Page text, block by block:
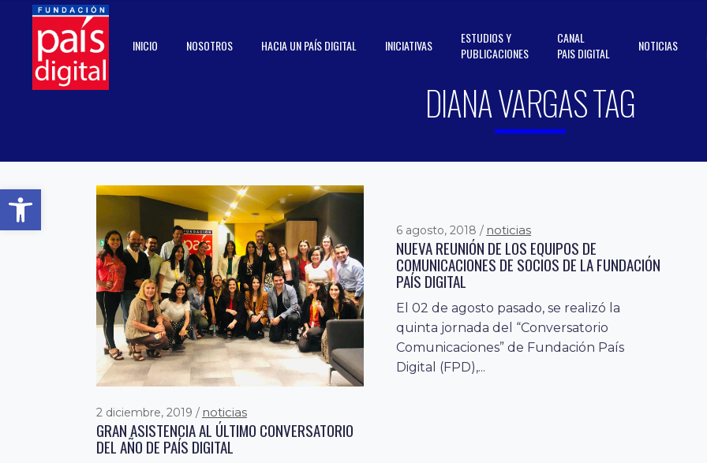
Abrir barra de herramientas
INICIO NOSOTROS HACIA UN PAÍS DIGITAL INICIATIVAS
ESTUDIOS Y
PUBLICACIONES
CANAL
PAIS DIGITAL
NOTICIAS
DIANA VARGAS TAG
2 diciembre, 2019 noticias
GRAN ASISTENCIA AL ÚLTIMO CONVERSATORIO
DEL AÑO DE PAÍS DIGITAL
6 agosto, 2018 noticias
NUEVA REUNIÓN DE LOS EQUIPOS DE
COMUNICACIONES DE SOCIOS DE LA FUNDACIÓN
PAÍS DIGITAL
El 02 de agosto pasado, se realizó la
quinta jornada del “Conversatorio
Comunicaciones” de Fundación País
Digital (FPD),...